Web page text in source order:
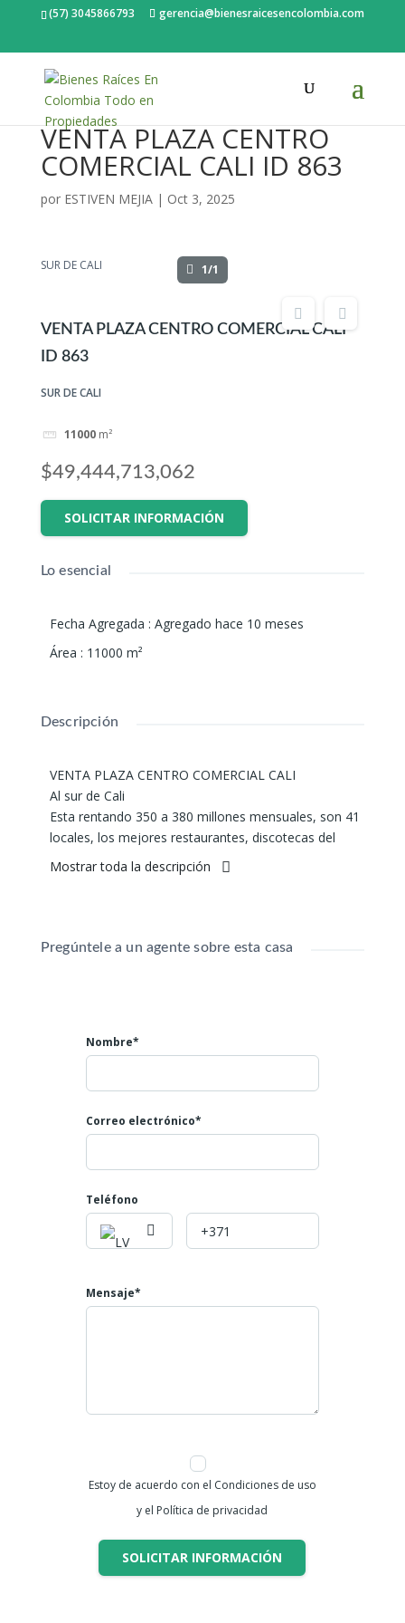
(57) 3045866793 gerencia@bienesraicesencolombia.com
VENTA PLAZA CENTRO
COMERCIAL CALI ID 863
por ESTIVEN MEJIA| Oct 3, 2025
SUR DE CALI 1/1
VENTA PLAZA CENTRO COMERCIAL CALI
ID 863
SUR DE CALI
11000 m²
$49,444,713,062
SOLICITAR INFORMACIÓN
Lo esencial
Fecha Agregada : Agregado hace 10 meses
Área : 11000 m²
Descripción
VENTA PLAZA CENTRO COMERCIAL CALI
Al sur de Cali
Esta rentando 350 a 380 millones mensuales, son 41
locales, los mejores restaurantes, discotecas del
sector. Contratos con las mejores marcas
Parqueadero para unos 240 carros
Valor 12.731.089 dólares
NUMERO DE LA PROPIEDAD ID 863
Mostrar toda la descripción
Pregúntele a un agente sobre esta casa
Nombre*
Correo electrónico*
Teléfono
Mensaje*
Estoy de acuerdo con el Condiciones de uso
y el Política de privacidad
SOLICITAR INFORMACIÓN